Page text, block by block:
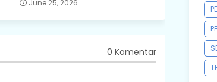
June 25, 2026
0 Komentar